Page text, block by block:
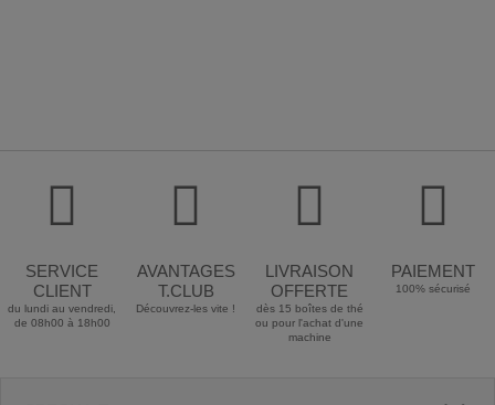
SERVICE
CLIENT
du lundi au vendredi,
de 08h00 à 18h00
AVANTAGES
T.CLUB
Découvrez-les vite !
LIVRAISON
OFFERTE
dès 15 boîtes de thé
ou pour l'achat d'une
machine
PAIEMENT
100% sécurisé